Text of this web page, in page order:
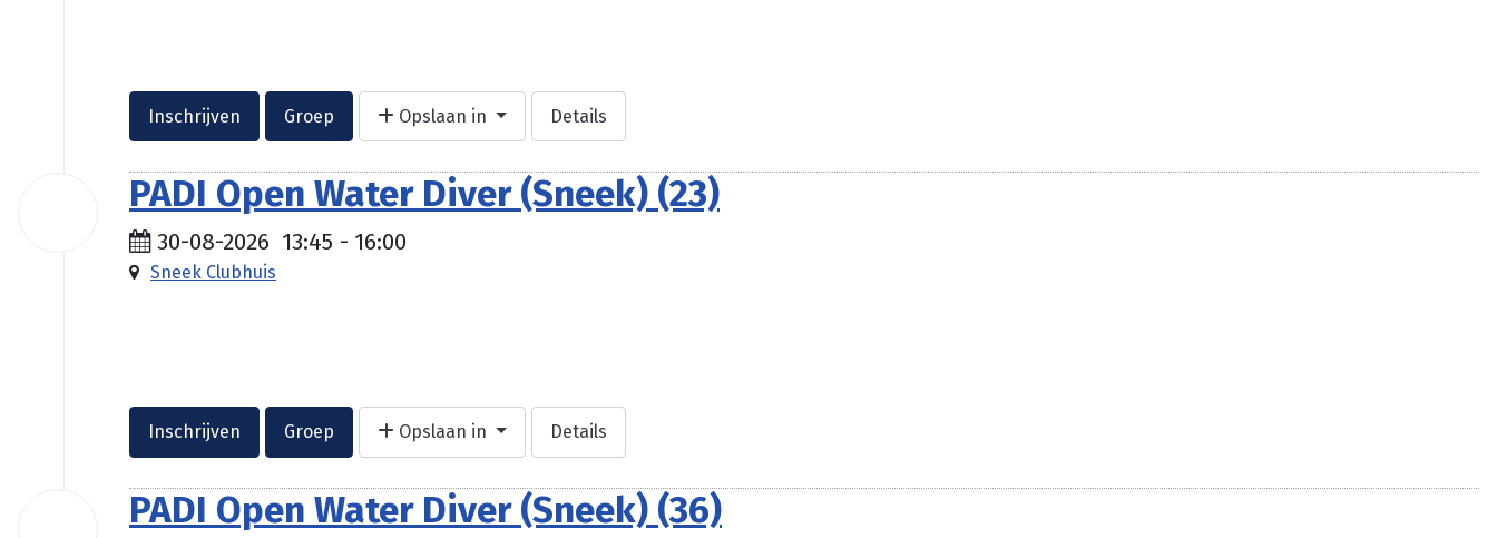
Inschrijven Groep Opslaan in Details
PADI Open Water Diver (Sneek) (23)
30-08-2026 13:45 - 16:00
Sneek Clubhuis
Inschrijven Groep Opslaan in Details
PADI Open Water Diver (Sneek) (36)